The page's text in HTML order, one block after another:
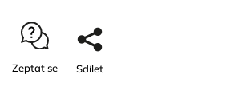
Zeptat se Sdílet